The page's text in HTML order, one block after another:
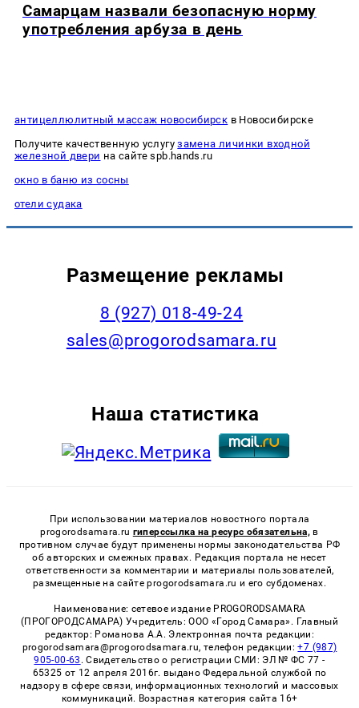
Самарцам назвали безопасную норму
употребления арбуза в день
антицеллюлитный массаж новосибирск в Новосибирске
Получите качественную услугузамена личинки входной
железной двери на сайте spb.hands.ru
окно в баню из сосны
отели судака
Размещение рекламы
8 (927) 018-49-24
sales@progorodsamara.ru
Наша статистика
При использовании материалов новостного портала
progorodsamara.ru гиперссылка на ресурс обязательна, в
противном случае будут применены нормы законодательства РФ
об авторских и смежных правах. Редакция портала не несет
ответственности за комментарии и материалы пользователей,
размещенные на сайте progorodsamara.ru и его субдоменах.
Наименование: сетевое издание PROGORODSAMARA
(ПРОГОРОДСАМАРА) Учредитель: ООО «Город Самара». Главный
редактор: Романова А.А. Электронная почта редакции:
progorodsamara@progorodsamara.ru, телефон редакции:+7 (987)
905-00-63 . Свидетельство о регистрации СМИ: ЭЛ № ФС 77 -
65325 от 12 апреля 2016г. выдано Федеральной службой по
надзору в сфере связи, информационных технологий и массовых
коммуникаций. Возрастная категория сайта 16+